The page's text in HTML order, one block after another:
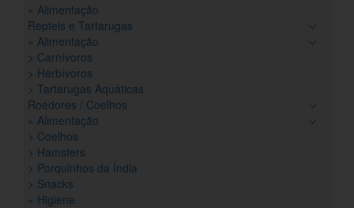
» Alimentação
Repteis e Tartarugas
» Alimentação
> Carnívoros
> Herbívoros
> Tartarugas Aquáticas
Roedores / Coelhos
» Alimentação
> Coelhos
> Hamsters
> Porquinhos da Índia
> Snacks
» Higiene